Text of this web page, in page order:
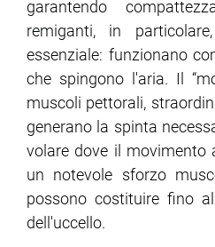
garantendo
remiganti, in
essenziale: funzionano
che spingono l'aria. Il
muscoli pettorali,
generano la spinta
volare dove il movimento
un notevole sforzo
possono costituire fino
dell'uccello.